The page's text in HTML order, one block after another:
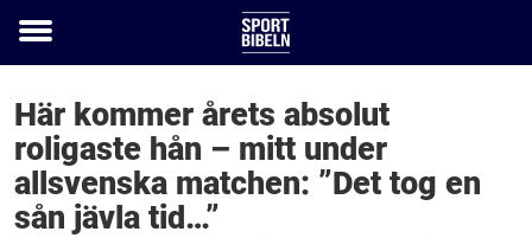
Toggle
Här kommer årets absolut
roligaste hån – mitt under
allsvenska matchen: ”Det tog en
sån jävla tid…”